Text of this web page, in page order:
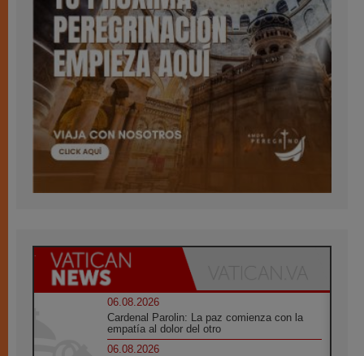
06.08.2026
Cardenal Parolin: La paz comienza con la
empatía al dolor del otro
06.08.2026